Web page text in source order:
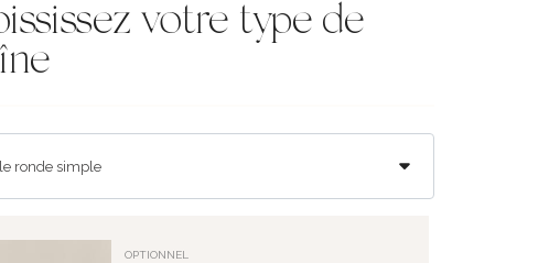
votre type de
OPTIONNEL